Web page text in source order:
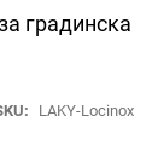
градинска
LAKY-Locinox